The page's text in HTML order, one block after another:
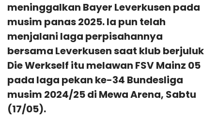
meninggalkan Bayer Leverkusen pada
musim panas 2025. Ia pun telah
menjalani laga perpisahannya
bersama Leverkusen saat klub berjuluk
Die Werkself itu melawan FSV Mainz 05
pada laga pekan ke-34 Bundesliga
musim 2024/25 di Mewa Arena, Sabtu
(17/05).